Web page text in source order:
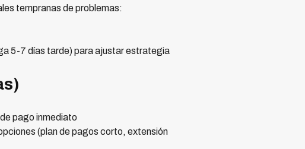
tempranas de problemas:
5-7 días tarde) para ajustar estrategia
pago inmediato
(plan de pagos corto, extensión